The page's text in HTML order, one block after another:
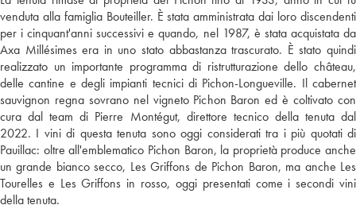
venduta alla famiglia Bouteiller. È stata amministrata dai loro discendenti
per i cinquant'anni successivi e quando, nel 1987, è stata acquistata da
Axa Millésimes era in uno stato abbastanza trascurato. È stato quindi
realizzato un importante programma di ristrutturazione dello château,
delle cantine e degli impianti tecnici di Pichon-Longueville. Il cabernet
sauvignon regna sovrano nel vigneto Pichon Baron ed è coltivato con
cura dal team di Pierre Montégut, direttore tecnico della tenuta dal
2022. I vini di questa tenuta sono oggi considerati tra i più quotati di
Pauillac: oltre all'emblematico Pichon Baron, la proprietà produce anche
un grande bianco secco, Les Griffons de Pichon Baron, ma anche Les
Tourelles e Les Griffons in rosso, oggi presentati come i secondi vini
della tenuta.